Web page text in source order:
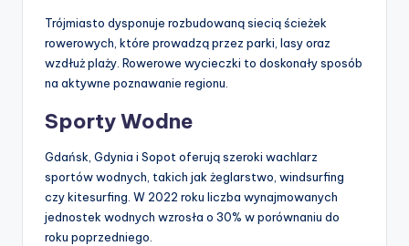
Trójmiasto dysponuje rozbudowaną siecią ścieżek
rowerowych, które prowadzą przez parki, lasy oraz
wzdłuż plaży. Rowerowe wycieczki to doskonały sposób
na aktywne poznawanie regionu.
Sporty Wodne
Gdańsk, Gdynia i Sopot oferują szeroki wachlarz
sportów wodnych, takich jak żeglarstwo, windsurfing
czy kitesurfing. W 2022 roku liczba wynajmowanych
jednostek wodnych wzrosła o 30% w porównaniu do
roku poprzedniego.